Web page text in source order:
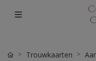
Trouwkaarten